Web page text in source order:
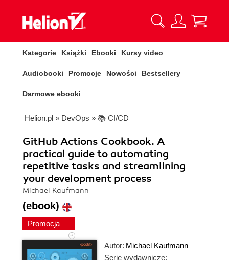
Kategorie Książki Ebooki Kursy video
Audiobooki Promocje Nowości Bestsellery
Darmowe ebooki
Helion.pl » DevOps » 📚 CI/CD
GitHub Actions Cookbook. A
practical guide to automating
repetitive tasks and streamlining
your development process
Michael Kaufmann
(ebook)
Promocja
Autor: Michael Kaufmann
Serie wydawnicze: